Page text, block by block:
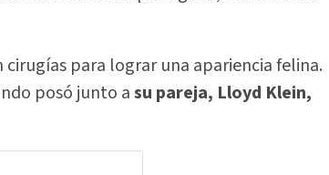
para lograr una apariencia felina.
posó junto asu pareja, Lloyd Klein,